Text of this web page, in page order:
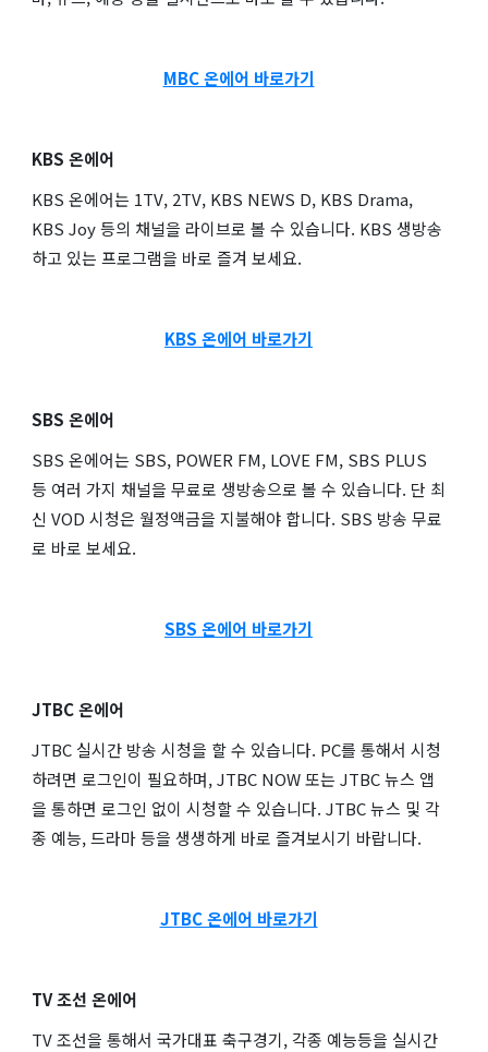
MBC 온에어 바로가기
KBS 온에어
KBS 온에어는 1TV, 2TV, KBS NEWS D, KBS Drama,
KBS Joy 등의 채널을 라이브로 볼 수 있습니다. KBS 생방송
하고 있는 프로그램을 바로 즐겨 보세요.
KBS 온에어 바로가기
SBS 온에어
SBS 온에어는 SBS, POWER FM, LOVE FM, SBS PLUS
등 여러 가지 채널을 무료로 생방송으로 볼 수 있습니다. 단 최
신 VOD 시청은 월정액금을 지불해야 합니다. SBS 방송 무료
로 바로 보세요.
SBS 온에어 바로가기
JTBC 온에어
JTBC 실시간 방송 시청을 할 수 있습니다. PC를 통해서 시청
하려면 로그인이 필요하며, JTBC NOW 또는 JTBC 뉴스 앱
을 통하면 로그인 없이 시청할 수 있습니다. JTBC 뉴스 및 각
종 예능, 드라마 등을 생생하게 바로 즐겨보시기 바랍니다.
JTBC 온에어 바로가기
TV 조선 온에어
TV 조선을 통해서 국가대표 축구경기, 각종 예능등을 실시간